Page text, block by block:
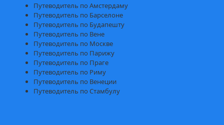
Путеводитель по Амстердаму
Путеводитель по Барселоне
Путеводитель по Будапешту
Путеводитель по Вене
Путеводитель по Москве
Путеводитель по Парижу
Путеводитель по Праге
Путеводитель по Риму
Путеводитель по Венеции
Путеводитель по Стамбулу